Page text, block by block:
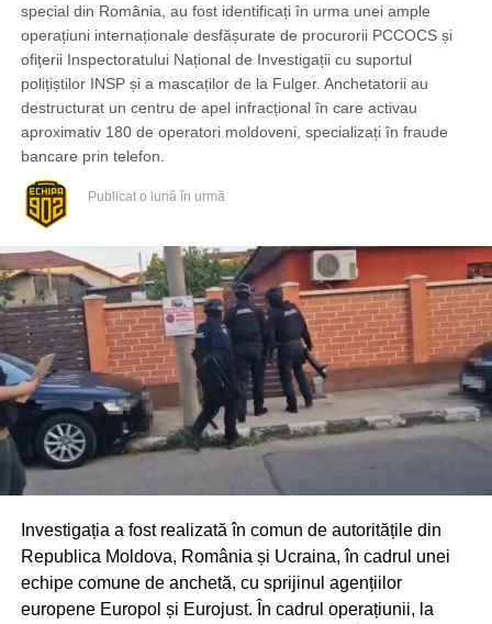
special din România, au fost identificați în urma unei ample
operațiuni internaționale desfășurate de procurorii PCCOCS și
ofițerii Inspectoratului Național de Investigații cu suportul
polițiștilor INSP și a mascaților de la Fulger. Anchetatorii au
destructurat un centru de apel infracțional în care activau
aproximativ 180 de operatori moldoveni, specializați în fraude
bancare prin telefon.
Publicat o lună în urmă
Investigația a fost realizată în comun de autoritățile din
Republica Moldova, România și Ucraina, în cadrul unei
echipe comune de anchetă, cu sprijinul agențiilor
europene Europol și Eurojust. În cadrul operațiunii, la